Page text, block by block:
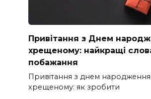
Привітання з Днем
хрещеному: найкращі
побажання
Привітання з днем народження
хрещеному: як зробити